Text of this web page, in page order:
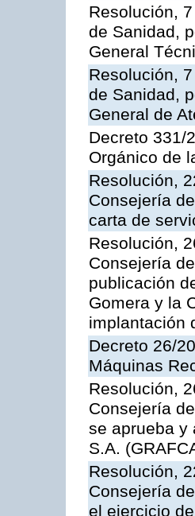
Resolución,
de Sanidad,
General
Resolución,
de Sanidad,
General de
Decreto 331/
Orgánico de
Resolución,
Consejería
carta de
Resolución,
Consejería
publicación
Gomera y la
implantación
Decreto 26/
Máquinas
Resolución,
Consejería
se aprueba y
S.A.
Resolución,
Consejería
el ejercicio